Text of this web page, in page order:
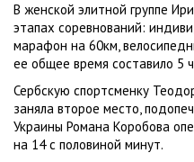
В женской элитной группе
этапах соревнований:
марафон на 60км,
ее общее время составило 5
Сербскую спортсменку
заняла второе место,
Украины Романа Коробова
на 14 с половиной минут.